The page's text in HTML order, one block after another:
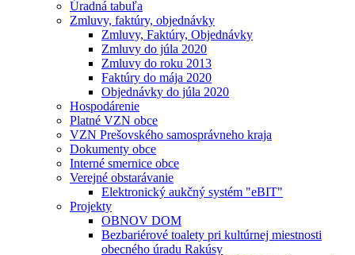
Úradná tabuľa
Zmluvy, faktúry, objednávky
Zmluvy, Faktúry, Objednávky
Zmluvy do júla 2020
Zmluvy do roku 2013
Faktúry do mája 2020
Objednávky do júla 2020
Hospodárenie
Platné VZN obce
VZN Prešovského samosprávneho kraja
Dokumenty obce
Interné smernice obce
Verejné obstarávanie
Elektronický aukčný systém "eBIT"
Projekty
OBNOV DOM
Bezbariérové toalety pri kultúrnej miestnosti
obecného úradu Rakúsy